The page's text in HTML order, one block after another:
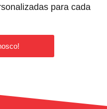
para cada